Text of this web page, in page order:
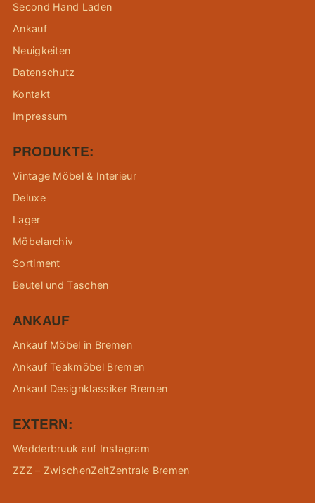
Second Hand Laden
Ankauf
Neuigkeiten
Datenschutz
Kontakt
Impressum
PRODUKTE:
Vintage Möbel & Interieur
Deluxe
Lager
Möbelarchiv
Sortiment
Beutel und Taschen
ANKAUF
Ankauf Möbel in Bremen
Ankauf Teakmöbel Bremen
Ankauf Designklassiker Bremen
EXTERN:
Wedderbruuk auf Instagram
ZZZ – ZwischenZeitZentrale Bremen